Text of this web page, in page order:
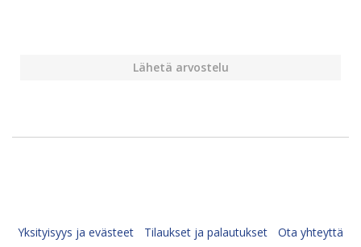
Lähetä arvostelu
Yksityisyys ja evästeet Tilaukset ja palautukset
Ota yhteyttä